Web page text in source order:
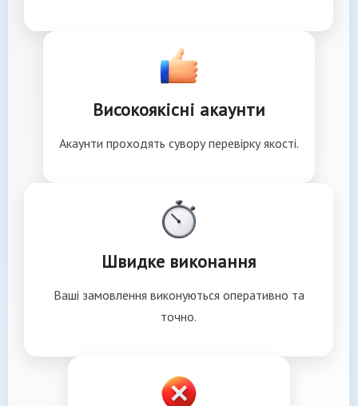
Високоякісні акаунти
Акаунти проходять сувору перевірку якості.
Швидке виконання
Ваші замовлення виконуються оперативно та
точно.